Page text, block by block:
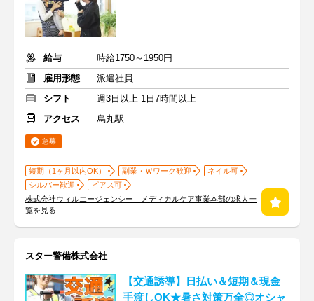
給与
時給1750～1950円
雇用形態
派遣社員
シフト
週3日以上 1日7時間以上
アクセス
烏丸駅
急募
短期（1ヶ月以内OK） 副業・Ｗワーク歓迎
ネイル可
シルバー歓迎
ピアス可
株式会社ウィルエージェンシー メディカルケア事業本部の求人一
覧を見る
スター警備株式会社
【交通誘導】日払い＆短期＆現金
手渡しOK★暑さ対策万全◎オシャ